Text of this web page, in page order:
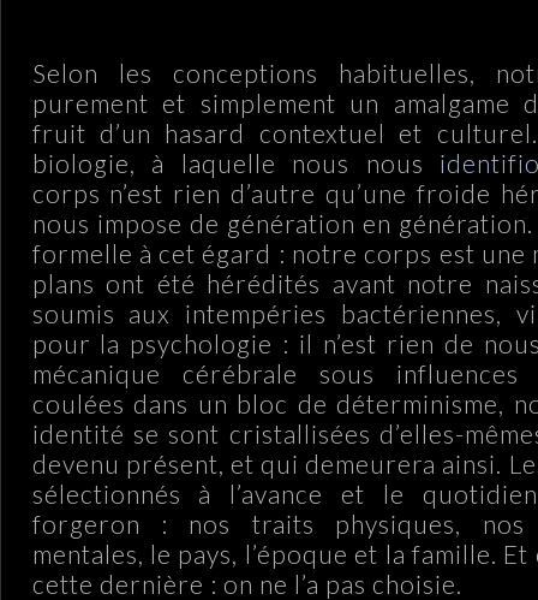
Selon les conceptions habituelles,
purement et simplement un amalgame
fruit d’un hasard contextuel et
biologie, à laquelle nous nous
corps n’est rien d’autre qu’une froide
nous impose de génération en
formelle à cet égard : notre corps est une
plans ont été hérédités avant notre
soumis aux intempéries bactériennes,
pour la psychologie : il n’est rien de
mécanique cérébrale sous influences
coulées dans un bloc de déterminisme,
identité se sont cristallisées d’elles-
devenu présent, et qui demeurera ainsi.
sélectionnés à l’avance et le
forgeron : nos traits physiques, nos
mentales, le pays, l’époque et la famille.
cette dernière : on ne l’a pas choisie.